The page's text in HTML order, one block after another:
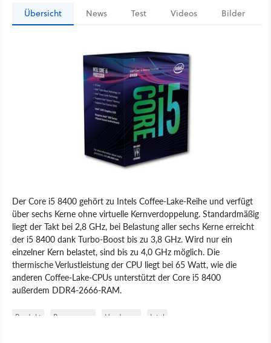
Übersicht News Test Videos Bilder
Der Core i5 8400 gehört zu Intels Coffee-Lake-Reihe und verfügt
über sechs Kerne ohne virtuelle Kernverdoppelung. Standardmäßig
liegt der Takt bei 2,8 GHz, bei Belastung aller sechs Kerne erreicht
der i5 8400 dank Turbo-Boost bis zu 3,8 GHz. Wird nur ein
einzelner Kern belastet, sind bis zu 4,0 GHz möglich. Die
thermische Verlustleistung der CPU liegt bei 65 Watt, wie die
anderen Coffee-Lake-CPUs unterstützt der Core i5 8400
außerdem DDR4-2666-RAM.
Produkt Prozessoren Hardware Intel